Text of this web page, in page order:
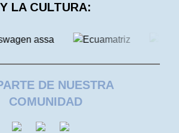
Y LA CULTURA:
DE NUESTRA
COMUNIDAD